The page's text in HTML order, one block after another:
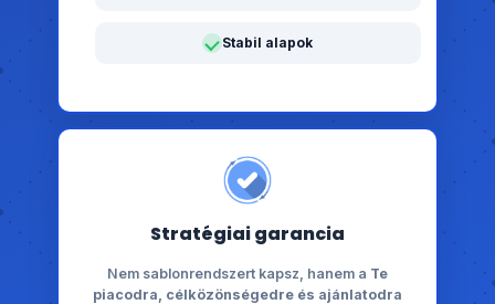
Stabil alapok
Stratégiai garancia
Nem sablonrendszert kapsz, hanem a Te
piacodra, célközönségedre és ajánlatodra